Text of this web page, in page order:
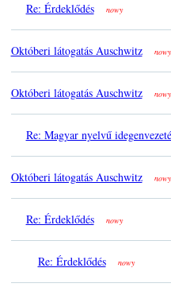
Re: Érdeklődés nowy
Októberi látogatás Auschwitz nowy
Októberi látogatás Auschwitz nowy
Re: Magyar nyelvű
Októberi látogatás Auschwitz nowy
Re: Érdeklődés nowy
Re: Érdeklődés nowy